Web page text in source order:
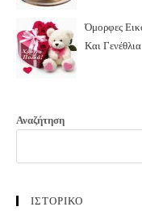
Όμορφες
Και
Αναζήτηση
ΙΣΤΟΡΙΚΟ